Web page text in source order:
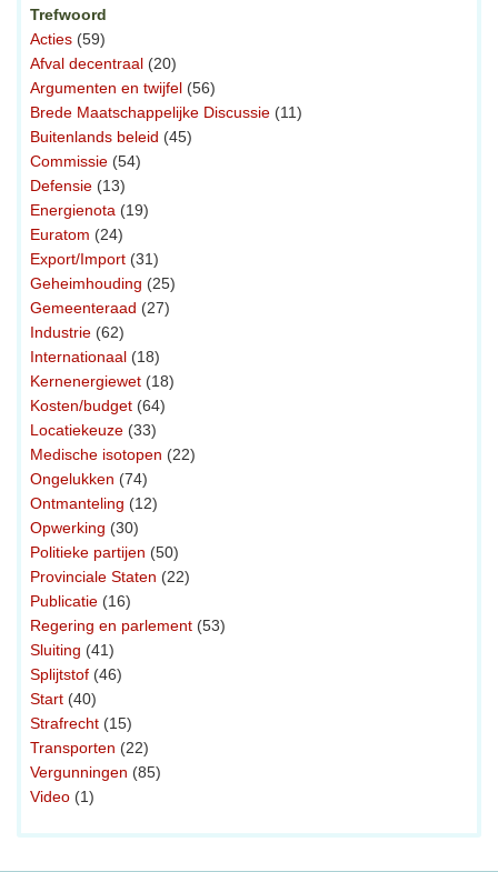
Trefwoord
Acties (59)
Afval decentraal (20)
Argumenten en twijfel (56)
Brede Maatschappelijke Discussie (11)
Buitenlands beleid (45)
Commissie (54)
Defensie (13)
Energienota (19)
Euratom (24)
Export/Import (31)
Geheimhouding (25)
Gemeenteraad (27)
Industrie (62)
Internationaal (18)
Kernenergiewet (18)
Kosten/budget (64)
Locatiekeuze (33)
Medische isotopen (22)
Ongelukken (74)
Ontmanteling (12)
Opwerking (30)
Politieke partijen (50)
Provinciale Staten (22)
Publicatie (16)
Regering en parlement (53)
Sluiting (41)
Splijtstof (46)
Start (40)
Strafrecht (15)
Transporten (22)
Vergunningen (85)
Video (1)